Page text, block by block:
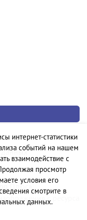
данных
Плюс»
с ресурса
интернет-статистики
событий на нашем
взаимодействие с
просмотр
условия его
смотрите в
данных.